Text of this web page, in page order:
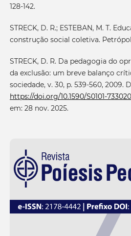
128-142.
STRECK, D. R.; ESTEBAN, M. T.
construção social coletiva.
STRECK, D. R. Da pedagogia do
da exclusão: um breve balanço
sociedade, v. 30, p. 539-560, 2009.
https://doi.org/10.1590/S0101-
em: 28 nov. 2025.